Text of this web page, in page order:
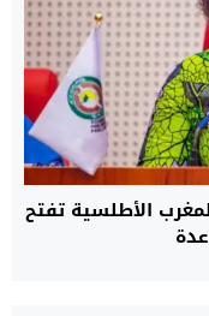
الأطلسية تفتح